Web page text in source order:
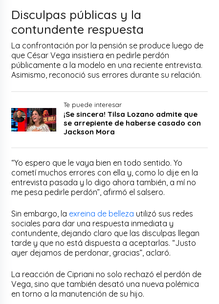
Disculpas públicas y la
contundente respuesta
La confrontación por la pensión se produce luego de
que César Vega insistiera en pedirle perdón
públicamente a la modelo en una reciente entrevista.
Asimismo, reconoció sus errores durante su relación.
Te puede interesar
¡Se sincera! Tilsa Lozano admite que
se arrepiente de haberse casado con
Jackson Mora
“Yo espero que le vaya bien en todo sentido. Yo
cometí muchos errores con ella y, como lo dije en la
entrevista pasada y lo digo ahora también, a mí no
me pesa pedirle perdón”, afirmó el salsero.
Sin embargo, la exreina de belleza utilizó sus redes
sociales para dar una respuesta inmediata y
contundente, dejando claro que las disculpas llegan
tarde y que no está dispuesta a aceptarlas. “Justo
ayer dejamos de perdonar, gracias”, aclaró.
La reacción de Cipriani no solo rechazó el perdón de
Vega, sino que también desató una nueva polémica
en torno a la manutención de su hijo.